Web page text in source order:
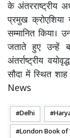
के अंतरराष्ट्रीय
प्रमुख
सम्मानित किया।
जताते हुए उन्हें
अंतर्राष्ट्रीय
सौदा में स्थित
News
Delhi
London Book of